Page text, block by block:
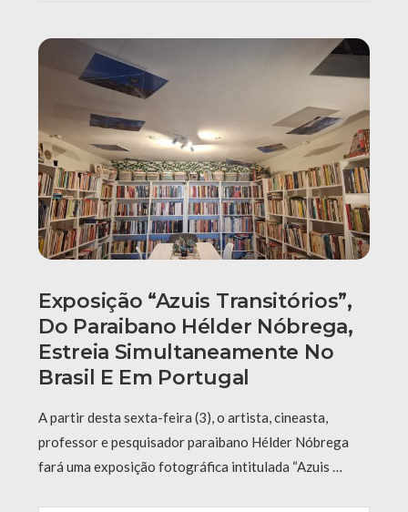
Exposição “Azuis Transitórios”,
Do Paraibano Hélder Nóbrega,
Estreia Simultaneamente No
Brasil E Em Portugal
A partir desta sexta-feira (3), o artista, cineasta,
professor e pesquisador paraibano Hélder Nóbrega
fará uma exposição fotográfica intitulada “Azuis …